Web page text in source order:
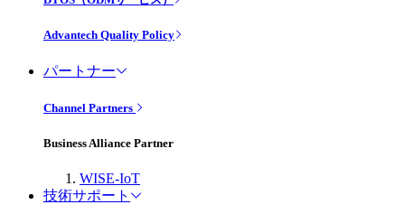
Advantech Quality Policy
パートナー
Channel Partners
Business Alliance Partner
WISE-IoT
技術サポート